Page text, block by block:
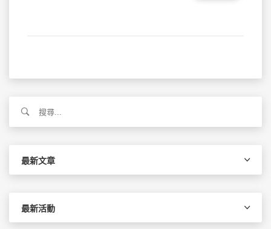
關
最新文章
最新活動